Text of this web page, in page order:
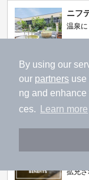
By using our
our partners use
ng and
ces.
Learn more
ニフ
温泉
ニフ
温浴
【ニ
株主
拡充